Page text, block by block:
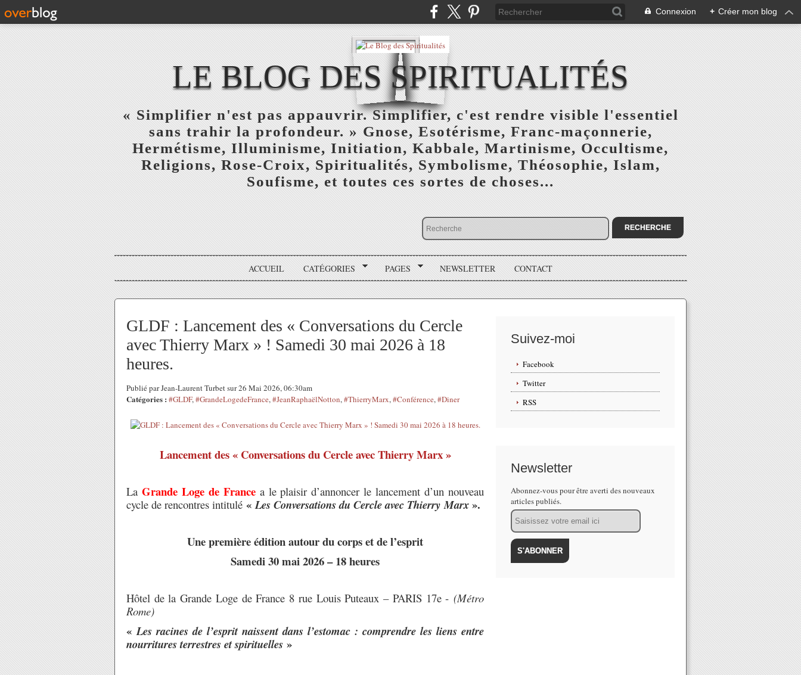
Connexion + Créer mon blog
LE BLOG DES SPIRITUALITÉS
« Simplifier n'est pas appauvrir. Simplifier, c'est rendre visible l'essentiel
sans trahir la profondeur. » Gnose, Esotérisme, Franc-maçonnerie,
Hermétisme, Illuminisme, Initiation, Kabbale, Martinisme, Occultisme,
Religions, Rose-Croix, Spiritualités, Symbolisme, Théosophie, Islam,
Soufisme, et toutes ces sortes de choses...
ACCUEIL CATÉGORIES PAGES NEWSLETTER CONTACT
GLDF : Lancement des « Conversations du Cercle
avec Thierry Marx » ! Samedi 30 mai 2026 à 18
heures.
Publié par Jean-Laurent Turbet sur 26 Mai 2026, 06:30am
Catégories : #GLDF,#GrandeLogedeFrance,#JeanRaphaëlNotton,#ThierryMarx,#Conférence,#Diner
Lancement des « Conversations du Cercle avec Thierry Marx »
La Grande Loge de France a le plaisir d’annoncer le lancement d’un nouveau
cycle de rencontres intitulé «Les Conversations du Cercle avec Thierry Marx».
Une première édition autour du corps et de l’esprit
Samedi 30 mai 2026 – 18 heures
Hôtel de la Grande Loge de France 8 rue Louis Puteaux – PARIS 17e - (Métro
Rome)
«Les racines de l’esprit naissent dans l’estomac : comprendre les liens entre
nourritures terrestres et spirituelles »
Suivez-moi
Facebook
Twitter
RSS
Newsletter
Abonnez-vous pour être averti des nouveaux
articles publiés.
Email